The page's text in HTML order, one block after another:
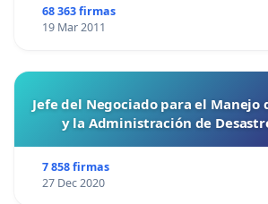
68 363 firmas
19 Mar 2011
Jefe del Negociado para el Manejo
y la Administración de
7 858 firmas
27 Dec 2020